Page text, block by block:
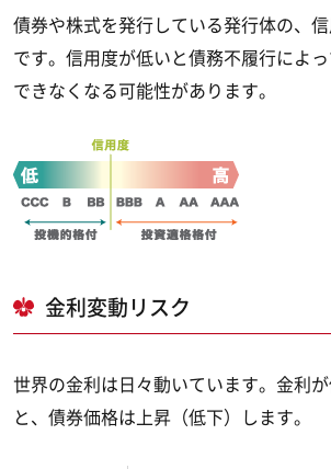
債券や株式を発行している発行体の、
です。信用度が低いと債務不履行によ
できなくなる可能性があります。
金利変動リスク
世界の金利は日々動いています。金利
と、債券価格は上昇（低下）します。